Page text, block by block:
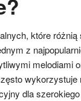
które różnią
z
melodiami
wykorzystuje
dla